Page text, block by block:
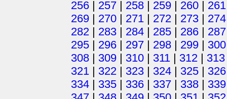
256 | 257 | 258 | 259 | 260 | 261
269 | 270 | 271 | 272 | 273 | 274
282 | 283 | 284 | 285 | 286 | 287
295 | 296 | 297 | 298 | 299 | 300
308 | 309 | 310 | 311 | 312 | 313
321 | 322 | 323 | 324 | 325 | 326
334 | 335 | 336 | 337 | 338 | 339